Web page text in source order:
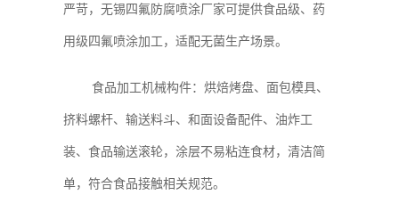
严苛，无锡四氟防腐喷涂厂家可提供食品级、药
用级四氟喷涂加工，适配无菌生产场景。
食品加工机械构件：烘焙烤盘、面包模具、
挤料螺杆、输送料斗、和面设备配件、油炸工
装、食品输送滚轮，涂层不易粘连食材，清洁简
单，符合食品接触相关规范。